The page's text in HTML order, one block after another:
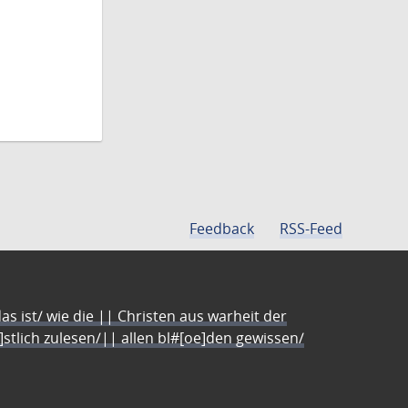
Feedback RSS-Feed
ist/ wie die || Christen aus warheit der
zulesen/|| allen bl#[oe]den gewissen/